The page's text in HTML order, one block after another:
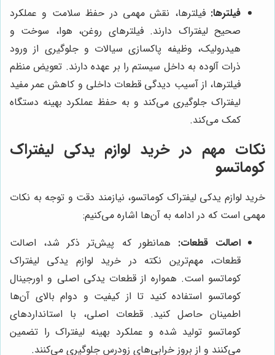
فیلترها: فیلترها، نقش مهمی در حفظ سلامت و عملکرد
صحیح لیفتراک دارند. فیلترهای روغن، هوا، سوخت و
هیدرولیک، وظیفه پاکسازی سیالات و جلوگیری از ورود
ذرات آلوده به داخل سیستم را بر عهده دارند. تعویض منظم
فیلترها، از آسیب دیدگی قطعات داخلی و کاهش عمر مفید
لیفتراک جلوگیری می‌کند و به حفظ عملکرد بهینه دستگاه
کمک می‌کند.
نکات مهم در خرید لوازم یدکی لیفتراک
کوماتسو
خرید لوازم یدکی لیفتراک کوماتسو، نیازمند دقت و توجه به نکات
مهمی است که در ادامه به آن‌ها اشاره می‌کنیم:
اصالت قطعات: همانطور که پیش‌تر ذکر شد، اصالت
قطعات، مهم‌ترین نکته در خرید لوازم یدکی لیفتراک
کوماتسو است. همواره از قطعات یدکی اصلی و اورجینال
کوماتسو استفاده کنید تا از کیفیت و دوام بالای آن‌ها
اطمینان حاصل کنید. قطعات اصلی، با استانداردهای
کوماتسو تولید شده و عملکرد بهینه لیفتراک را تضمین
می‌کنند و از بروز خرابی‌های زودرس جلوگیری می‌کنند.